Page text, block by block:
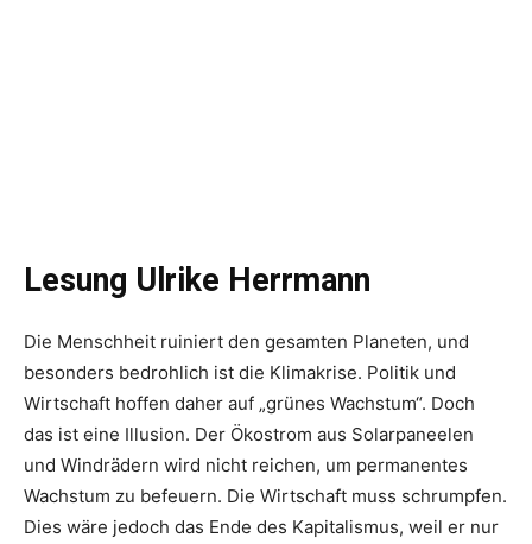
Lesung Ulrike Herrmann
Die Menschheit ruiniert den gesamten Planeten, und
besonders bedrohlich ist die Klimakrise. Politik und
Wirtschaft hoffen daher auf „grünes Wachstum“. Doch
das ist eine Illusion. Der Ökostrom aus Solarpaneelen
und Windrädern wird nicht reichen, um permanentes
Wachstum zu befeuern. Die Wirtschaft muss schrumpfen.
Dies wäre jedoch das Ende des Kapitalismus, weil er nur